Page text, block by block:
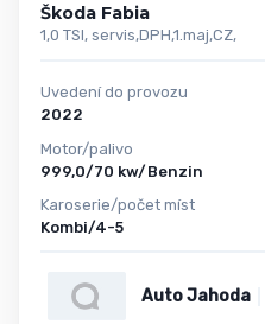
Škoda Fabia
1,0 TSI, servis,DPH,1.maj,CZ,
Uvedení do provozu
2022
Motor/palivo
999,0/70 kw/Benzin
Karoserie/počet míst
Kombi/4-5
Auto Jahoda